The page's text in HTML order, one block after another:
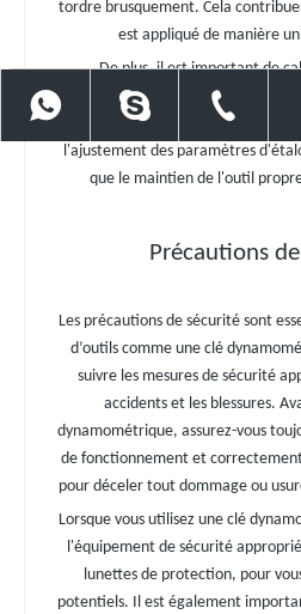
tordre brusquement. Cela
est appliqué de manière
De plus, il est important de
régulièrement votre clé
précision et sa longévité. Cela
l'ajustement des paramètres
que le maintien de l'outil
Précautions
Les précautions de sécurité sont
d’outils comme une clé
suivre les mesures de sécurité
accidents et les blessures.
dynamométrique, assurez-vous
de fonctionnement et
pour déceler tout dommage ou
Lorsque vous utilisez une clé
l'équipement de sécurité
lunettes de protection, pour
potentiels. Il est également
+86 1591853455086 13971022778